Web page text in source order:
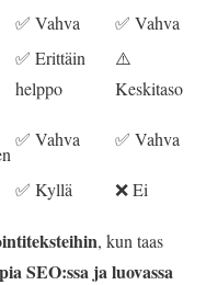
✅ Vahva ✅ Vahva
✅ Erittäin
helppo
⚠️
Keskitaso
✅ Vahva ✅ Vahva
✅ Kyllä ❌ Ei
, kun taas
SEO:ssa ja luovassa